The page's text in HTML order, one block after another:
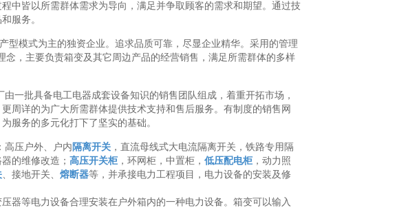
中皆以所需群体需求为导向，满足并争取顾客的需求和期望。通过技
服务。
型模式为主的独资企业。追求品质可靠，尽显企业精华。采用的管理
念，主要负责箱变及其它周边产品的经营销售，满足所需群体的多样
一批具备电工电器成套设备知识的销售团队组成，着重开拓市场，
周详的为广大所需群体提供技术支持和售后服务。有制度的销售网
服务的多元化打下了坚实的基础。
高压户外、户内 隔离开关，直流母线式大电流隔离开关，铁路专用隔
的维修改造； 高压开关柜，环网柜，中置柜， 低压配电柜，动力照
、接地开关、 熔断器等，并承接电力工程项目，电力设备的安装及修
器等电力设备合理安装在户外箱内的一种电力设备。箱变可以输入